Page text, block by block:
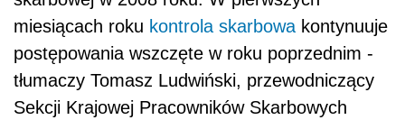
miesiącach roku kontrola skarbowa kontynuuje
postępowania wszczęte w roku poprzednim -
tłumaczy Tomasz Ludwiński, przewodniczący
Sekcji Krajowej Pracowników Skarbowych